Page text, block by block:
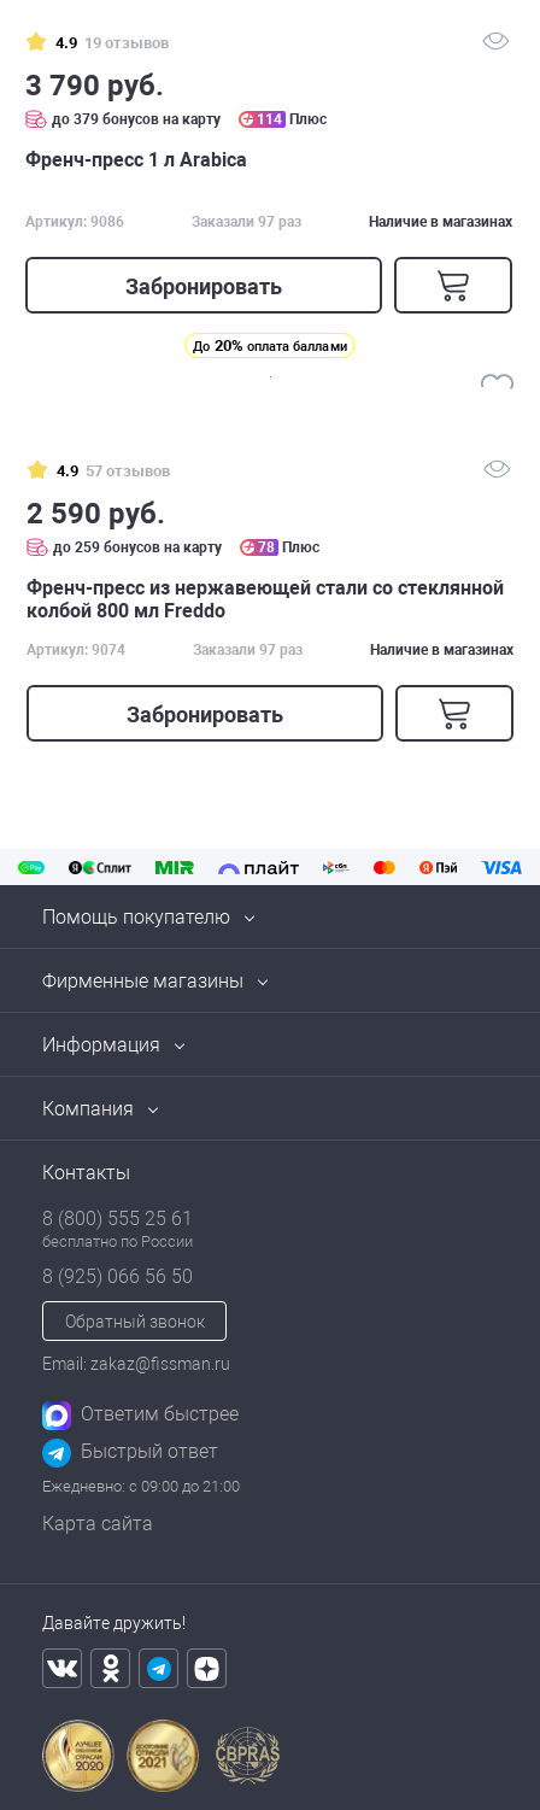
4.9 19 отзывов
3 790 руб.
до 379 бонусов на карту 114 Плюс
Френч-пресс 1 л Arabica
Артикул: 9086 Заказали 97 раз Наличие в магазинах
Забронировать
До 20% оплата баллами
4.9 57 отзывов
2 590 руб.
до 259 бонусов на карту 78 Плюс
Френч-пресс из нержавеющей стали со стеклянной
колбой 800 мл Freddo
Артикул: 9074 Заказали 97 раз Наличие в магазинах
Забронировать
Помощь покупателю
Фирменные магазины
Информация
Компания
Контакты
8 (800) 555 25 61
бесплатно по России
8 (925) 066 56 50
Обратный звонок
Email: zakaz@fissman.ru
Ответим быстрее
Быстрый ответ
Ежедневно: с 09:00 до 21:00
Карта сайта
Давайте дружить!